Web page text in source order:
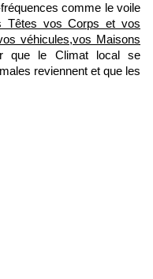
comme le voile
Têtes vos Corps et vos
véhicules,vos Maisons
que le Climat local se
reviennent et que les